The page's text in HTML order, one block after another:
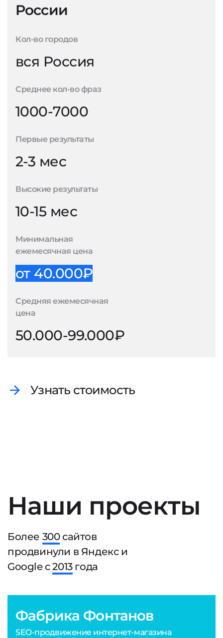
России
Кол-во городов
вся Россия
Среднее кол-во фраз
1000-7000
Первые результаты
2-3 мес
Высокие результаты
10-15 мес
Минимальная
ежемесячная цена
от 40.000₽
Средняя ежемесячная
цена
50.000-99.000₽
Узнать стоимость
Наши проекты
Более 300сайтов
продвинули в Яндекс и
Google с2013года
Фабрика Фонтанов
SEO-продвижение интернет-магазина